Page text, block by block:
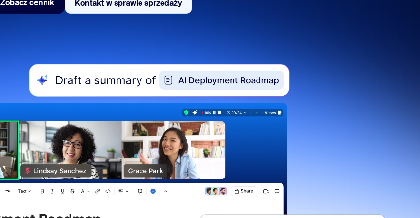
Zobacz cennik
Zobacz cennik
Kontakt w sprawie sprzedaży
Kontakt w sprawie sprzedaży